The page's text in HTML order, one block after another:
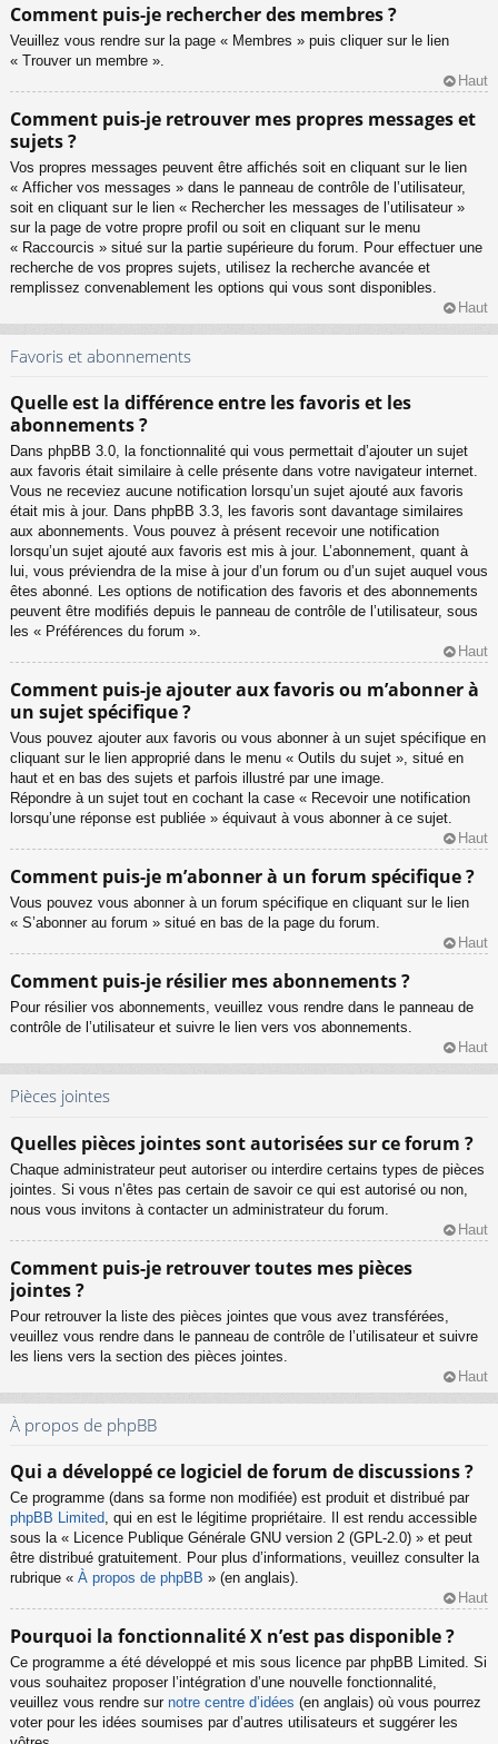
Comment puis-je rechercher des membres ?
Veuillez vous rendre sur la page « Membres » puis cliquer sur le lien
« Trouver un membre ».
Haut
Comment puis-je retrouver mes propres messages et
sujets ?
Vos propres messages peuvent être affichés soit en cliquant sur le lien
« Afficher vos messages » dans le panneau de contrôle de l’utilisateur,
soit en cliquant sur le lien « Rechercher les messages de l’utilisateur »
sur la page de votre propre profil ou soit en cliquant sur le menu
« Raccourcis » situé sur la partie supérieure du forum. Pour effectuer une
recherche de vos propres sujets, utilisez la recherche avancée et
remplissez convenablement les options qui vous sont disponibles.
Haut
Favoris et abonnements
Quelle est la différence entre les favoris et les
abonnements ?
Dans phpBB 3.0, la fonctionnalité qui vous permettait d’ajouter un sujet
aux favoris était similaire à celle présente dans votre navigateur internet.
Vous ne receviez aucune notification lorsqu’un sujet ajouté aux favoris
était mis à jour. Dans phpBB 3.3, les favoris sont davantage similaires
aux abonnements. Vous pouvez à présent recevoir une notification
lorsqu’un sujet ajouté aux favoris est mis à jour. L’abonnement, quant à
lui, vous préviendra de la mise à jour d’un forum ou d’un sujet auquel vous
êtes abonné. Les options de notification des favoris et des abonnements
peuvent être modifiés depuis le panneau de contrôle de l’utilisateur, sous
les « Préférences du forum ».
Haut
Comment puis-je ajouter aux favoris ou m’abonner à
un sujet spécifique ?
Vous pouvez ajouter aux favoris ou vous abonner à un sujet spécifique en
cliquant sur le lien approprié dans le menu « Outils du sujet », situé en
haut et en bas des sujets et parfois illustré par une image.
Répondre à un sujet tout en cochant la case « Recevoir une notification
lorsqu’une réponse est publiée » équivaut à vous abonner à ce sujet.
Haut
Comment puis-je m’abonner à un forum spécifique ?
Vous pouvez vous abonner à un forum spécifique en cliquant sur le lien
« S’abonner au forum » situé en bas de la page du forum.
Haut
Comment puis-je résilier mes abonnements ?
Pour résilier vos abonnements, veuillez vous rendre dans le panneau de
contrôle de l’utilisateur et suivre le lien vers vos abonnements.
Haut
Pièces jointes
Quelles pièces jointes sont autorisées sur ce forum ?
Chaque administrateur peut autoriser ou interdire certains types de pièces
jointes. Si vous n’êtes pas certain de savoir ce qui est autorisé ou non,
nous vous invitons à contacter un administrateur du forum.
Haut
Comment puis-je retrouver toutes mes pièces
jointes ?
Pour retrouver la liste des pièces jointes que vous avez transférées,
veuillez vous rendre dans le panneau de contrôle de l’utilisateur et suivre
les liens vers la section des pièces jointes.
Haut
À propos de phpBB
Qui a développé ce logiciel de forum de discussions ?
Ce programme (dans sa forme non modifiée) est produit et distribué par
phpBB Limited, qui en est le légitime propriétaire. Il est rendu accessible
sous la « Licence Publique Générale GNU version 2 (GPL-2.0) » et peut
être distribué gratuitement. Pour plus d’informations, veuillez consulter la
rubrique « À propos de phpBB » (en anglais).
Haut
Pourquoi la fonctionnalité X n’est pas disponible ?
Ce programme a été développé et mis sous licence par phpBB Limited. Si
vous souhaitez proposer l’intégration d’une nouvelle fonctionnalité,
veuillez vous rendre sur notre centre d’idées (en anglais) où vous pourrez
voter pour les idées soumises par d’autres utilisateurs et suggérer les